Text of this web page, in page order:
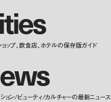
ties
ョップ、飲食店、ホテルの保存版ガイド
ews
ション/ビューティ/カルチャーの最新ニュース